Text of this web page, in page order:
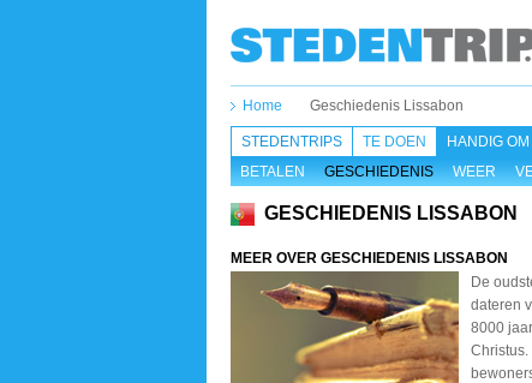
Home Geschiedenis Lissabon
STEDENTRIPS TE DOEN
HANDIG
BETALEN
GESCHIEDENIS WEER
GESCHIEDENIS LISSABON
MEER OVER GESCHIEDENIS LISSABON
De
dateren
8000
Christus.